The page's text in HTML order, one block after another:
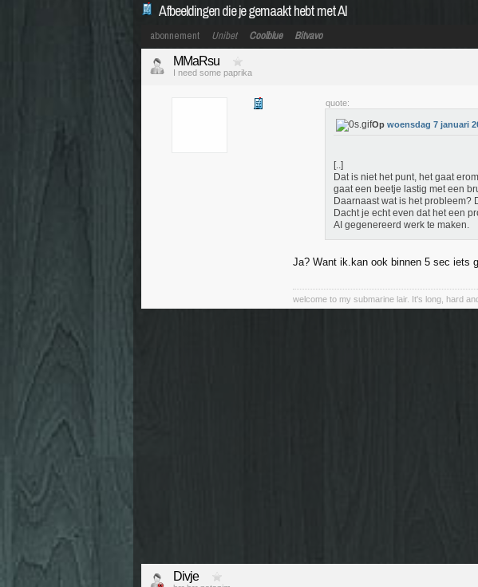
Afbeeldingen die je gemaakt hebt met AI
abonnement Unibet Coolblue Bitvavo
MMaRsu
I need some paprika
quote:
Op woensdag 7 januari
[..]
Dat is niet het punt, het gaat
gaat een beetje lastig met een
Daarnaast wat is het probleem?
Dacht je echt even dat het een
AI gegenereerd werk te maken.
Ja? Want ik.kan ook binnen 5 sec iets
welcome to my submarine lair. It's long, hard
Divje